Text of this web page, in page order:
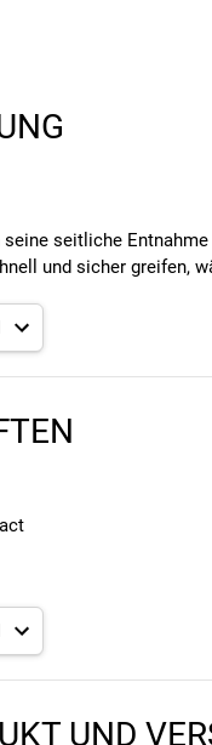
seitliche
und sicher greifen,
UND